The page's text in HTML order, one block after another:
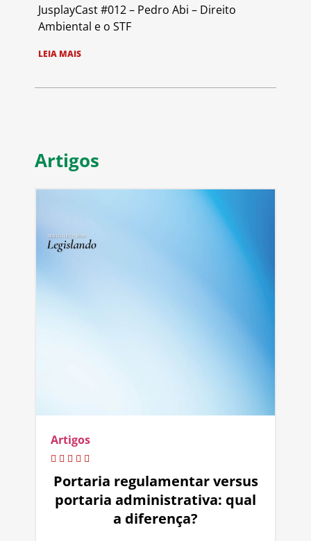
JusplayCast #012 – Pedro Abi – Direito
Ambiental e o STF
LEIA MAIS
Artigos
Artigos
Portaria regulamentar versus
portaria administrativa: qual
a diferença?